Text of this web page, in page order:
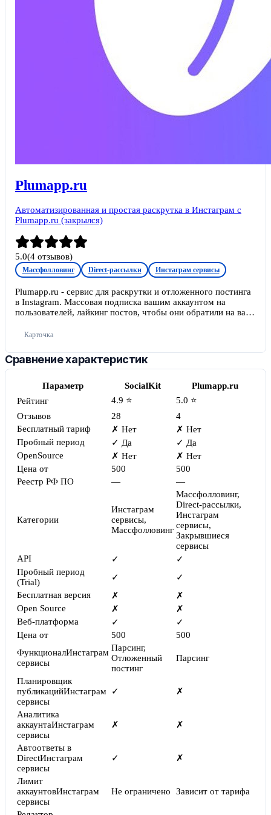
Plumapp.ru
Автоматизированная и простая раскрутка в Инстаграм c
Plumapp.ru (закрылся)
5.0(4 отзывов)
Массфолловинг Direct-рассылки Инстаграм сервисы
Plumapp.ru - сервис для раскрутки и отложенного постинга
в Instagram. Массовая подписка вашим аккаунтом на
пользователей, лайкинг постов, чтобы они обратили на вас
настроить рассылку сообщений в директ всем, кто на вас
целевому действию.
Карточка
Сравнение характеристик
Параметр SocialKit
Plumapp.ru
Рейтинг
4.9 ⭐
5.0 ⭐
Отзывов
28
4
Бесплатный тариф
✗ Нет
✗ Нет
Пробный период
✓ Да
✓ Да
OpenSource
✗ Нет
✗ Нет
Цена от
500
500
Реестр РФ ПО
— —
Категории
Инстаграм
сервисы,
Массфолловинг
Массфолловинг,
Direct-рассылки,
Инстаграм
сервисы,
Закрывшиеся
сервисы
API
✓
✓
Пробный период
(Trial)
✓
✓
Бесплатная версия
✗
✗
Open Source
✗
✗
Веб-платформа
✓
✓
Цена от
500
500
ФункционалИнстаграм
сервисы
Парсинг,
Отложенный
постинг
Парсинг
Планировщик
публикацийИнстаграм
сервисы
✓ ✗
Аналитика
аккаунтаИнстаграм
сервисы
✗ ✗
Автоответы в
DirectИнстаграм
сервисы
✓ ✗
Лимит
аккаунтовИнстаграм
сервисы
Не ограничено Зависит от тарифа